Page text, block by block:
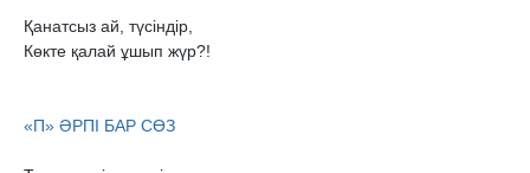
Қанатсыз ай, түсіндір,
Көкте қалай ұшып жүр?!